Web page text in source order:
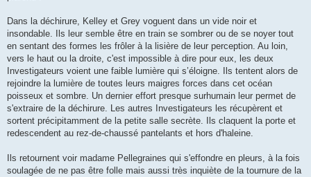
Dans la déchirure, Kelley et Grey voguent dans un vide noir et
insondable. Ils leur semble être en train se sombrer ou de se noyer tout
en sentant des formes les frôler à la lisière de leur perception. Au loin,
vers le haut ou la droite, c'est impossible à dire pour eux, les deux
Investigateurs voient une faible lumière qui s’éloigne. Ils tentent alors de
rejoindre la lumière de toutes leurs maigres forces dans cet océan
poisseux et sombre. Un dernier effort presque surhumain leur permet de
s'extraire de la déchirure. Les autres Investigateurs les récupèrent et
sortent précipitamment de la petite salle secrète. Ils claquent la porte et
redescendent au rez-de-chaussé pantelants et hors d'haleine.
Ils retournent voir madame Pellegraines qui s'effondre en pleurs, à la fois
soulagée de ne pas être folle mais aussi très inquiète de la tournure de la